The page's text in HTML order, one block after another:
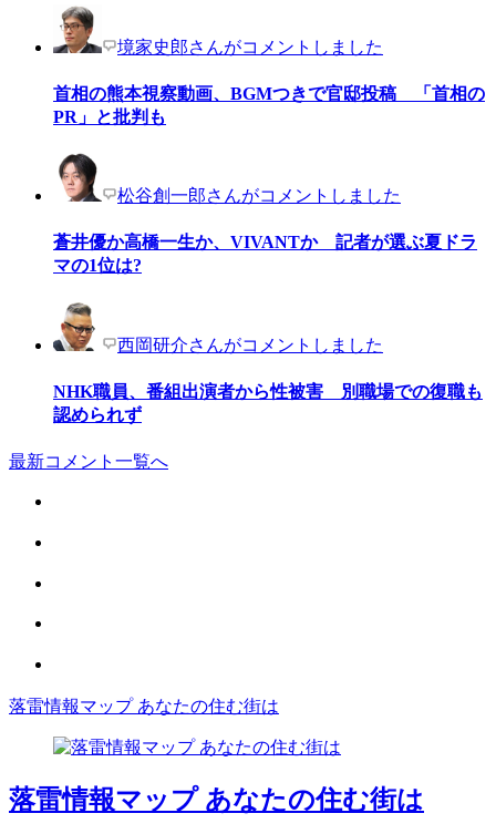
境家史郎さんがコメントしました
首相の熊本視察動画、BGMつきで官邸投稿 「首相の
PR」と批判も
松谷創一郎さんがコメントしました
蒼井優か高橋一生か、VIVANTか 記者が選ぶ夏ドラ
マの1位は?
西岡研介さんがコメントしました
NHK職員、番組出演者から性被害 別職場での復職も
認められず
最新コメント一覧へ
落雷情報マップ あなたの住む街は
落雷情報マップ あなたの住む街は